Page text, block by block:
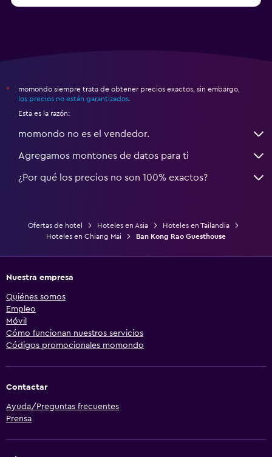
*
momondo siempre trata de obtener precios exactos, sin embargo,
los precios no están garantizados
Esta es la razón:
momondo no es el vendedor.
Agregamos montones de datos para ti
¿Por qué los precios no son 100% exactos?
Ofertas de hotel Hoteles en Asia
Hoteles en Tailandia
Hoteles en Chiang Mai
Ban Kong Rao Guesthouse
Nuestra empresa
Quiénes somos
Empleo
Móvil
Cómo funcionan nuestros servicios
Códigos promocionales momondo
Contactar
Ayuda/Preguntas frecuentes
Prensa